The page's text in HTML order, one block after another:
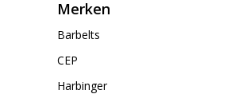
Merken
Barbelts
CEP
Harbinger